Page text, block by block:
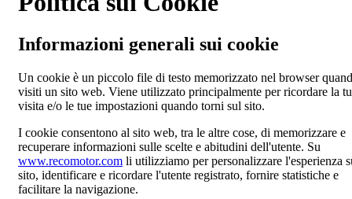
Informazioni generali sui cookie
Un cookie è un piccolo file di testo memorizzato nel browser
visiti un sito web. Viene utilizzato principalmente per ricordare la
visita e/o le tue impostazioni quando torni sul sito.
I cookie consentono al sito web, tra le altre cose, di memorizzare e
recuperare informazioni sulle scelte e abitudini dell'utente. Su
www.recomotor.com li utilizziamo per personalizzare l'esperienza
sito, identificare e ricordare l'utente registrato, fornire statistiche e
facilitare la navigazione.